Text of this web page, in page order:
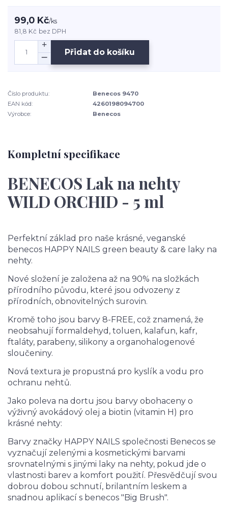
99,0 Kč/ks
81,8 Kč bez DPH
Přidat do košíku
Číslo produktu:
Benecos 9470
EAN kód:
4260198094700
Výrobce:
Benecos
Kompletní specifikace
BENECOS Lak na nehty
WILD ORCHID - 5 ml
Perfektní základ pro naše krásné, veganské
benecos HAPPY NAILS green beauty & care laky na
nehty.
Nové složení je založena až na 90% na složkách
přírodního původu, které jsou odvozeny z
přírodních, obnovitelných surovin.
Kromě toho jsou barvy 8-FREE, což znamená, že
neobsahují formaldehyd, toluen, kalafun, kafr,
ftaláty, parabeny, silikony a organohalogenové
sloučeniny.
Nová textura je propustná pro kyslík a vodu pro
ochranu nehtů.
Jako poleva na dortu jsou barvy obohaceny o
výživný avokádový olej a biotin (vitamin H) pro
krásné nehty:
Barvy značky HAPPY NAILS společnosti Benecos se
vyznačují zelenými a kosmetickými barvami
srovnatelnými s jinými laky na nehty, pokud jde o
vlastnosti barev a komfort použití. Přesvědčují svou
dobrou dobou schnutí, brilantním leskem a
snadnou aplikací s benecos "Big Brush".